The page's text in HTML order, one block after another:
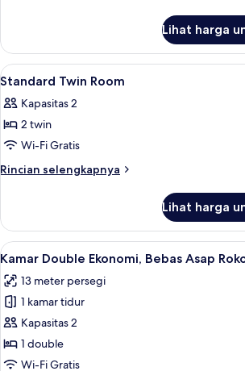
Standard
Single
Room
Lihat harga
Lihat
semua
foto
untuk
Standard
Twin
Tirai kedap
1
Standard Twin Room
Kapasitas 2
2 twin
Wi-Fi Gratis
Rincian selengkapnya
Rincian
Standard
Twin
Room
Lihat harga
Lihat
semua
foto
untuk
Kamar
Double
Ekonomi,
Tirai kedap
4
Kamar Double Ekonomi, Bebas Asap
13 meter persegi
1 kamar tidur
Kapasitas 2
1 double
Wi-Fi Gratis